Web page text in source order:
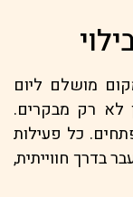
מושלם ליום
לא רק מבקרים.
כל פעילות
בדרך חווייתית,